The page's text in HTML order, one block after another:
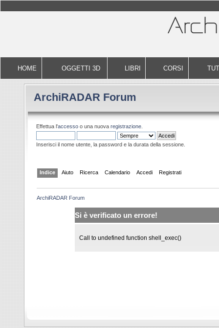
HOME OGGETTI 3D LIBRI CORSI
ArchiRADAR Forum
Effettua l'accesso o una nuova registrazione.
Inserisci il nome utente, la password e la durata della sessione.
Indice Aiuto Ricerca Calendario Accedi Registrati
ArchiRADAR Forum
Si è verificato un errore!
Call to undefined function shell_exec()